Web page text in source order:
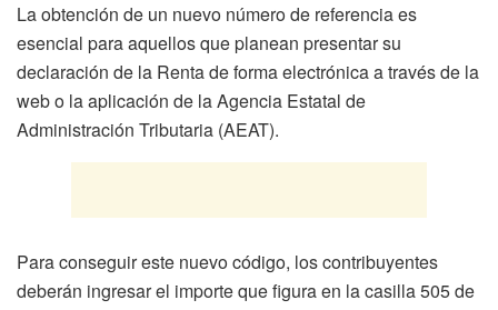
La obtención de un nuevo número de referencia es
esencial para aquellos que planean presentar su
declaración de la Renta de forma electrónica a través de la
web o la aplicación de la Agencia Estatal de
Administración Tributaria (AEAT).
Para conseguir este nuevo código, los contribuyentes
deberán ingresar el importe que figura en la casilla 505 de